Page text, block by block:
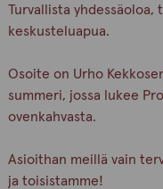
Turvallista yhdessäoloa,
keskusteluapua.
Osoite on Urho
summeri, jossa lukee
ovenkahvasta.
Asioithan meillä vain
ja toisistamme!